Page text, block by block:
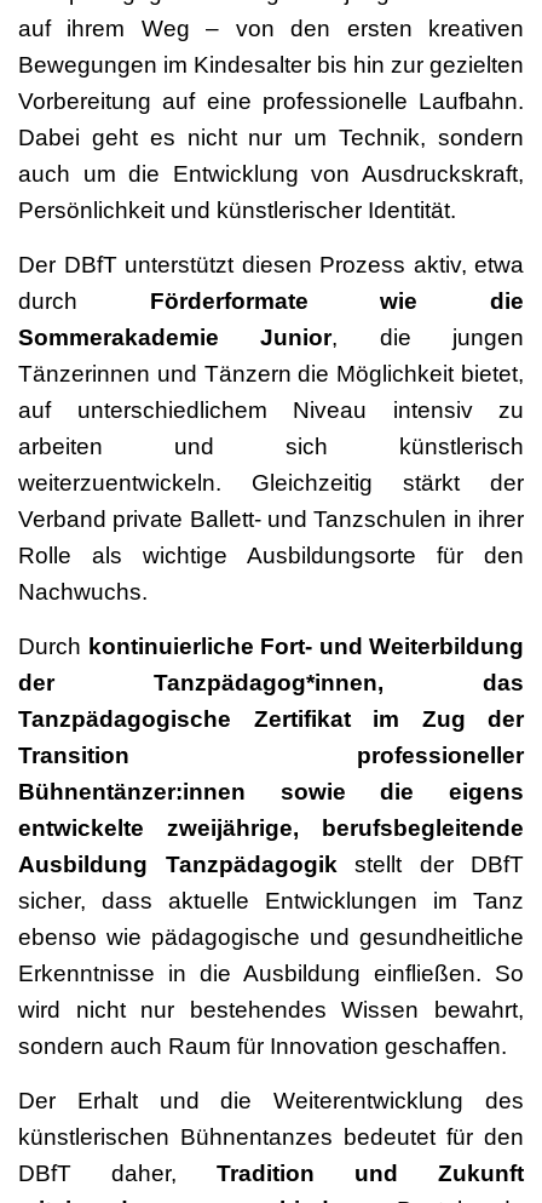
auf ihrem Weg – von den ersten kreativen
Bewegungen im Kindesalter bis hin zur gezielten
Vorbereitung auf eine professionelle Laufbahn.
Dabei geht es nicht nur um Technik, sondern
auch um die Entwicklung von Ausdruckskraft,
Persönlichkeit und künstlerischer Identität.
Der DBfT unterstützt diesen Prozess aktiv, etwa
durch Förderformate wie die
Sommerakademie Junior, die jungen
Tänzerinnen und Tänzern die Möglichkeit bietet,
auf unterschiedlichem Niveau intensiv zu
arbeiten und sich künstlerisch
weiterzuentwickeln. Gleichzeitig stärkt der
Verband private Ballett- und Tanzschulen in ihrer
Rolle als wichtige Ausbildungsorte für den
Nachwuchs.
Durch kontinuierliche Fort- und Weiterbildung
der Tanzpädagog*innen, das
Tanzpädagogische Zertifikat im Zug der
Transition professioneller
Bühnentänzer:innen sowie die eigens
entwickelte zweijährige, berufsbegleitende
Ausbildung Tanzpädagogik stellt der DBfT
sicher, dass aktuelle Entwicklungen im Tanz
ebenso wie pädagogische und gesundheitliche
Erkenntnisse in die Ausbildung einfließen. So
wird nicht nur bestehendes Wissen bewahrt,
sondern auch Raum für Innovation geschaffen.
Der Erhalt und die Weiterentwicklung des
künstlerischen Bühnentanzes bedeutet für den
DBfT daher, Tradition und Zukunft